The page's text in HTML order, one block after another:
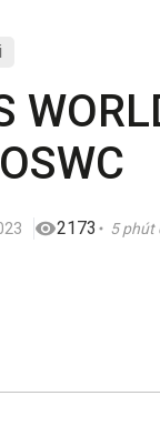
2173 5 phút